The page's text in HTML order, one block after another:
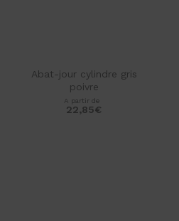
Abat-jour cylindre gris
poivre
A partir de
22,85€